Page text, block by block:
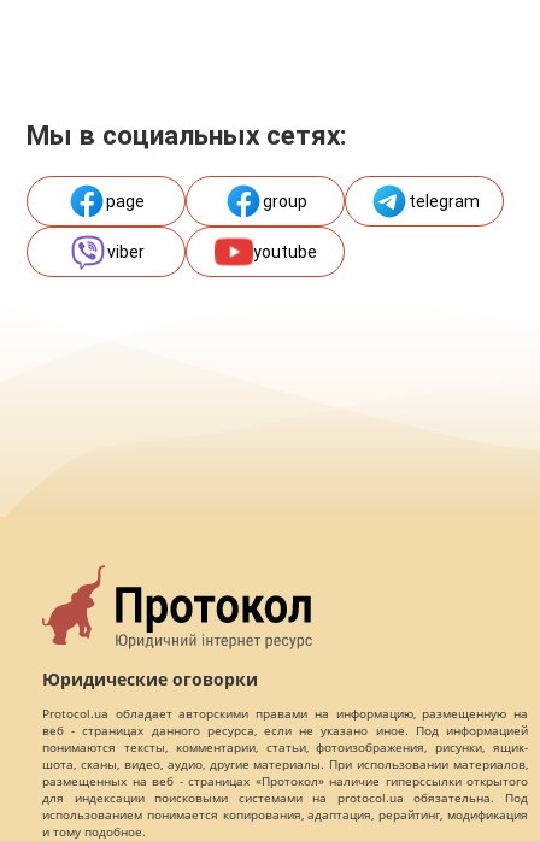
Мы в социальных сетях:
page group telegram
viber youtube
Юридические оговорки
Protocol.ua обладает авторскими правами на информацию, размещенную на
веб - страницах данного ресурса, если не указано иное. Под информацией
понимаются тексты, комментарии, статьи, фотоизображения, рисунки, ящик-
шота, сканы, видео, аудио, другие материалы. При использовании материалов,
размещенных на веб - страницах «Протокол» наличие гиперссылки открытого
для индексации поисковыми системами на protocol.ua обязательна. Под
использованием понимается копирования, адаптация, рерайтинг, модификация
и тому подобное.